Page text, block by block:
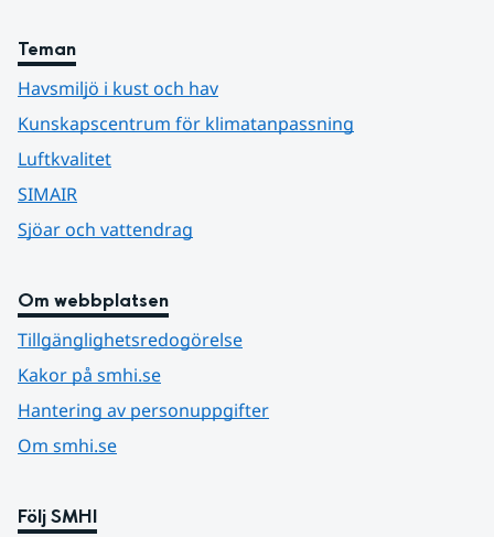
Teman
Havsmiljö i kust och hav
Kunskapscentrum för klimatanpassning
Luftkvalitet
SIMAIR
Sjöar och vattendrag
Om webbplatsen
Tillgänglighetsredogörelse
Kakor på smhi.se
Hantering av personuppgifter
Om smhi.se
Följ SMHI